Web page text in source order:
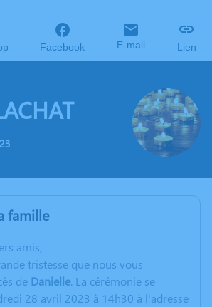
Facebook E-mail Lien
famille
amis,
tristesse que nous vous
de Danielle. La cérémonie se
28 avril 2023 à 14h30 à l'adresse